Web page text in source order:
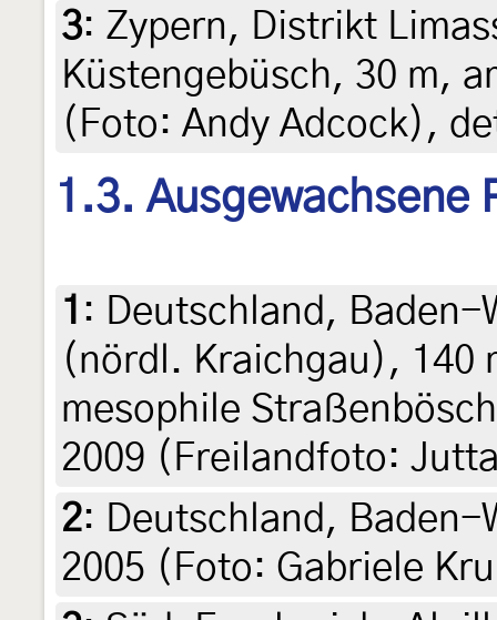
3: Zypern, Distrikt
Küstengebüsch, 30 m,
(Foto: Andy Adcock),
1.3. Ausgewachsene
1 : Deutschland, Baden-
(nördl. Kraichgau), 140
mesophile
2009 (Freilandfoto:
2: Deutschland,
2005 (Foto: Gabriele